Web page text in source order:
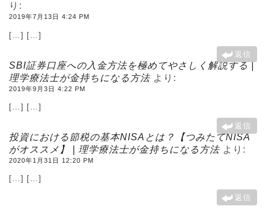
り:
2019年7月13日 4:24 PM
[…] […]
返信
SBI証券口座への入金方法を極めてやさしく解説する |
理学療法士が金持ちになる方法 より:
2019年9月3日 4:22 PM
[…] […]
返信
投資における節税の基本NISAとは？【つみたてNISA
がオススメ】 | 理学療法士が金持ちになる方法 より:
2020年1月31日 12:20 PM
[…] […]
返信